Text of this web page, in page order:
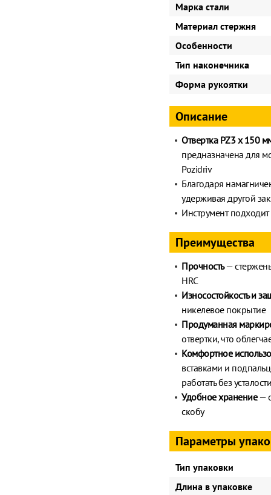
Марка стали
Материал стержня
Особенности
Тип наконечника
Форма рукоятки
Описание
Отвертка PZ3 x 150
предназначена для
Pozidriv
Благодаря
удерживая другой
Инструмент
Преимущества
Прочность—
HRC
Износостойкость и
никелевое покрытие
Продуманная
отвертки, что
Комфортное
вставками и
работать без усталости
Удобное хранение—
скобу
Параметры
Тип упаковки
Длина в упаковке